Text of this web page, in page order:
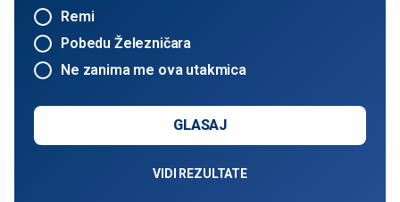
Remi
Pobedu Železničara
Ne zanima me ova utakmica
GLASAJ
VIDI REZULTATE